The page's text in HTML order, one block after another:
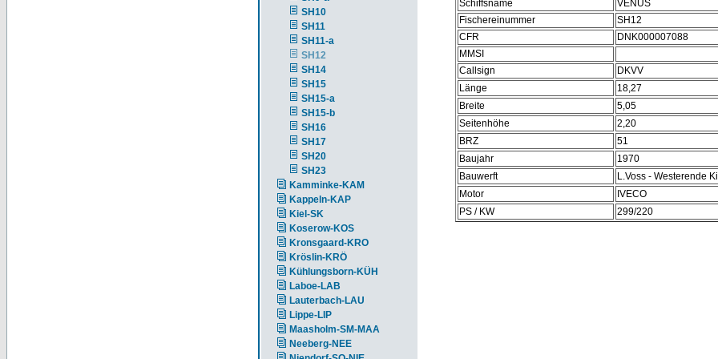
SH10
SH11
SH11-a
SH12
SH14
SH15
SH15-a
SH15-b
SH16
SH17
SH20
SH23
Kamminke-KAM
Kappeln-KAP
Kiel-SK
Koserow-KOS
Kronsgaard-KRO
Kröslin-KRÖ
Kühlungsborn-KÜH
Laboe-LAB
Lauterbach-LAU
Lippe-LIP
Maasholm-SM-MAA
Neeberg-NEE
Schiffsname
VENUS
Fischereinummer
SH12
CFR
DNK000007088
MMSI
Callsign
DKVV
Länge
18,27
Breite
5,05
Seitenhöhe
2,20
BRZ
51
Baujahr
1970
Bauwerft
L.Voss - Westerende
Motor
IVECO
PS / KW
299/220